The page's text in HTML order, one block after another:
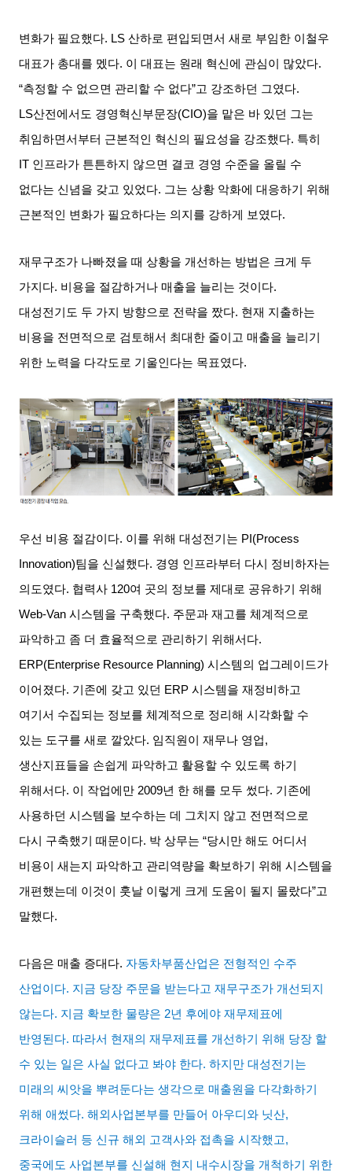
변화가 필요했다. LS산하로 편입되면서 새로 부임한 이철우
대표가 총대를 멨다. 이 대표는 원래 혁신에 관심이 많았다.
“측정할 수 없으면 관리할 수 없다”고 강조하던 그였다.
LS산전에서도 경영혁신부문장(CIO)을 맡은 바 있던 그는
취임하면서부터 근본적인 혁신의 필요성을 강조했다. 특히
IT 인프라가 튼튼하지 않으면 결코 경영 수준을 올릴 수
없다는 신념을 갖고 있었다. 그는 상황 악화에 대응하기 위해
근본적인 변화가 필요하다는 의지를 강하게 보였다.
재무구조가 나빠졌을 때 상황을 개선하는 방법은 크게 두
가지다. 비용을 절감하거나 매출을 늘리는 것이다.
대성전기도 두 가지 방향으로 전략을 짰다. 현재 지출하는
비용을 전면적으로 검토해서 최대한 줄이고 매출을 늘리기
위한 노력을 다각도로 기울인다는 목표였다.
우선 비용 절감이다. 이를 위해 대성전기는 PI(Process
Innovation)팀을 신설했다. 경영 인프라부터 다시 정비하자는
의도였다. 협력사 120여 곳의 정보를 제대로 공유하기 위해
Web-Van시스템을 구축했다. 주문과 재고를 체계적으로
파악하고 좀 더 효율적으로 관리하기 위해서다.
ERP(Enterprise Resource Planning)시스템의 업그레이드가
이어졌다. 기존에 갖고 있던 ERP시스템을 재정비하고
여기서 수집되는 정보를 체계적으로 정리해 시각화할 수
있는 도구를 새로 깔았다. 임직원이 재무나 영업,
생산지표들을 손쉽게 파악하고 활용할 수 있도록 하기
위해서다. 이 작업에만 2009년 한 해를 모두 썼다. 기존에
사용하던 시스템을 보수하는 데 그치지 않고 전면적으로
다시 구축했기 때문이다. 박 상무는 “당시만 해도 어디서
비용이 새는지 파악하고 관리역량을 확보하기 위해 시스템을
개편했는데 이것이 훗날 이렇게 크게 도움이 될지 몰랐다”고
말했다.
다음은 매출 증대다. 자동차부품산업은 전형적인 수주
산업이다. 지금 당장 주문을 받는다고 재무구조가 개선되지
않는다. 지금 확보한 물량은 2년 후에야 재무제표에
반영된다. 따라서 현재의 재무제표를 개선하기 위해 당장 할
수 있는 일은 사실 없다고 봐야 한다.하지만 대성전기는
미래의 씨앗을 뿌려둔다는 생각으로 매출원을 다각화하기
위해 애썼다.해외사업본부를 만들어 아우디와 닛산,
크라이슬러 등 신규 해외 고객사와 접촉을 시작했고,
중국에도 사업본부를 신설해 현지 내수시장을 개척하기 위한